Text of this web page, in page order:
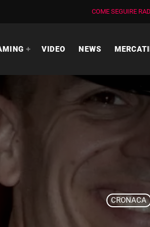
COME SEGUIRE
VIDEO NEWS
CRONACA